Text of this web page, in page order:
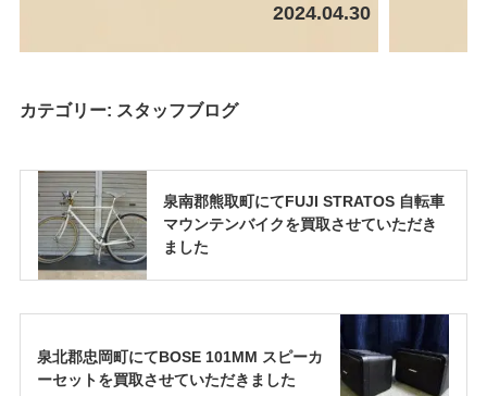
2024.04.30
カテゴリー: スタッフブログ
泉南郡熊取町にてFUJI STRATOS 自転車
マウンテンバイクを買取させていただき
ました
泉北郡忠岡町にてBOSE 101MM スピーカ
ーセットを買取させていただきました